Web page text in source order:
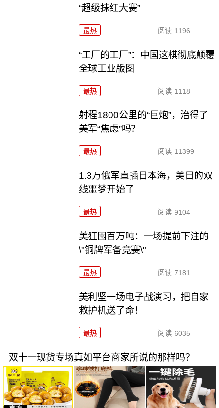
“超级抹红大赛”
最热 阅读 1196
“工厂的工厂”：中国这棋彻底颠覆
全球工业版图
最热 阅读 1118
射程1800公里的“巨炮”，治得了
美军“焦虑”吗？
最热 阅读 11399
1.3万俄军直插日本海，美日的双
线噩梦开始了
最热 阅读 9104
美狂囤百万吨：一场提前下注的
\"铜牌军备竞赛\"
最热 阅读 7181
美利坚一场电子战演习，把自家
救护机送了命！
最热 阅读 6035
双十一现货专场真如平台商家所说的那样吗？